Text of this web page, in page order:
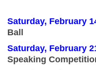
Saturday, February
Ball
Saturday, February
Speaking